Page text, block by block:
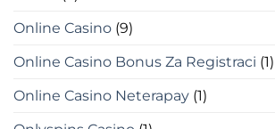
Online Casino (9)
Online Casino Bonus Za Registraci (1)
Online Casino Neterapay (1)